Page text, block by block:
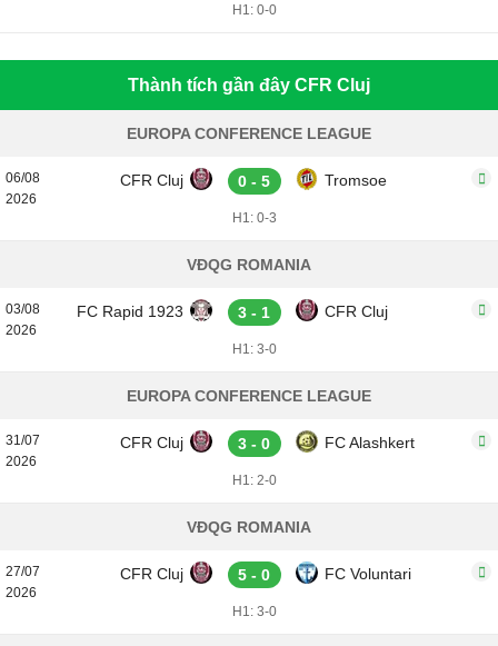
H1: 0-0
Thành tích gần đây CFR Cluj
EUROPA CONFERENCE LEAGUE
06/08
2026
CFR Cluj 0 - 5 Tromsoe
H1: 0-3
VĐQG ROMANIA
03/08
2026
FC Rapid 1923 3 - 1 CFR Cluj
H1: 3-0
EUROPA CONFERENCE LEAGUE
31/07
2026
CFR Cluj 3 - 0 FC Alashkert
H1: 2-0
VĐQG ROMANIA
27/07
2026
CFR Cluj 5 - 0 FC Voluntari
H1: 3-0